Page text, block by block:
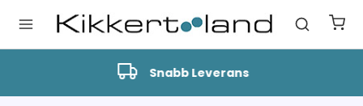
Snabb Leverans